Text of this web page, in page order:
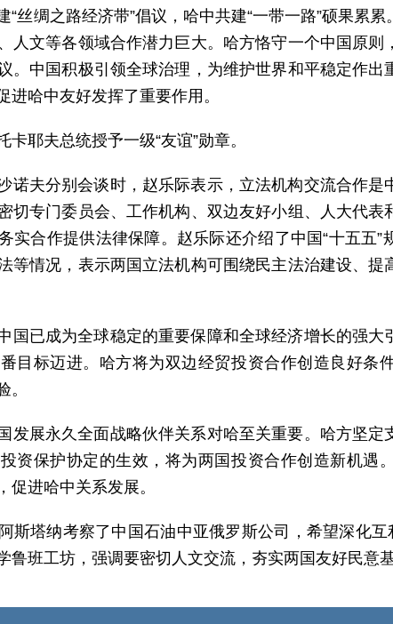
“丝绸之路经济带”倡议，哈中共建“一带一路”硕果累
人文等各领域合作潜力巨大。哈方恪守一个中国原
。中国积极引领全球治理，为维护世界和平稳定作
哈中友好发挥了重要作用。
耶夫总统授予一级“友谊”勋章。
诺夫分别会谈时，赵乐际表示，立法机构交流合作
切专门委员会、工作机构、双边友好小组、人大代
实合作提供法律保障。赵乐际还介绍了中国“十五五
等情况，表示两国立法机构可围绕民主法治建设、提
国已成为全球稳定的重要保障和全球经济增长的强
目标迈进。哈方将为双边经贸投资合作创造良好条
。
发展永久全面战略伙伴关系对哈至关重要。哈方坚
资保护协定的生效，将为两国投资合作创造新机遇
促进哈中关系发展。
斯塔纳考察了中国石油中亚俄罗斯公司，希望深化互
鲁班工坊，强调要密切人文交流，夯实两国友好民意基